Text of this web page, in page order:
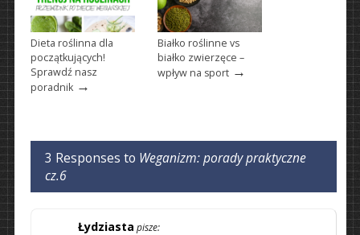
Dieta roślinna dla
początkujących!
Sprawdź nasz
poradnik→
Białko roślinne vs
białko zwierzęce –
wpływ na sport→
3 Responses to Weganizm: porady praktyczne
cz.6
Łydziasta pisze: